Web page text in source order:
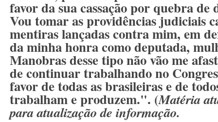
favor da sua cassação por quebra
Vou tomar as providências judiciais
mentiras lançadas contra mim, em
da minha honra como deputada,
Manobras desse tipo não vão me
de continuar trabalhando no
favor de todas as brasileiras e de
trabalham e produzem.". (Matéria
para atualização de informação.